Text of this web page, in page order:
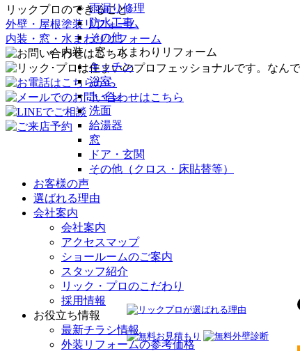
雨漏り修理
防水工事
その他
内装・窓・水まわりリフォーム
キッチン
浴室
トイレ
洗面
給湯器
窓
ドア・玄関
その他（クロス・床貼替等）
お客様の声
選ばれる理由
会社案内
会社案内
アクセスマップ
ショールームのご案内
スタッフ紹介
リック・プロのこだわり
採用情報
お役立ち情報
最新チラシ情報
外装リフォームの参考価格
リックプロのできること
外壁・屋根塗装リフォーム
内装・窓・水まわりリフォーム